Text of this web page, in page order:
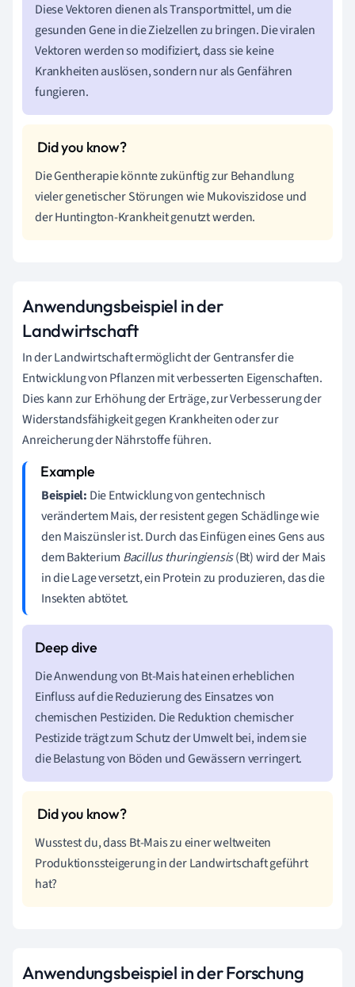
Diese Vektoren dienen als Transportmittel, um die
gesunden Gene in die Zielzellen zu bringen. Die viralen
Vektoren werden so modifiziert, dass sie keine
Krankheiten auslösen, sondern nur als Genfähren
fungieren.
Die Gentherapie könnte zukünftig zur Behandlung
vieler genetischer Störungen wie Mukoviszidose und
der Huntington-Krankheit genutzt werden.
Anwendungsbeispiel in der
Landwirtschaft
In der Landwirtschaft ermöglicht der Gentransfer die
Entwicklung von Pflanzen mit verbesserten Eigenschaften.
Dies kann zur Erhöhung der Erträge, zur Verbesserung der
Widerstandsfähigkeit gegen Krankheiten oder zur
Anreicherung der Nährstoffe führen.
Beispiel: Die Entwicklung von gentechnisch
verändertem Mais, der resistent gegen Schädlinge wie
den Maiszünsler ist. Durch das Einfügen eines Gens aus
dem Bakterium Bacillus thuringiensis(Bt) wird der Mais
in die Lage versetzt, ein Protein zu produzieren, das die
Insekten abtötet.
Die Anwendung von Bt-Mais hat einen erheblichen
Einfluss auf die Reduzierung des Einsatzes von
chemischen Pestiziden. Die Reduktion chemischer
Pestizide trägt zum Schutz der Umwelt bei, indem sie
die Belastung von Böden und Gewässern verringert.
Wusstest du, dass Bt-Mais zu einer weltweiten
Produktionssteigerung in der Landwirtschaft geführt
hat?
Anwendungsbeispiel in der Forschung